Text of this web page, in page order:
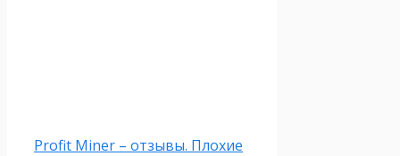
Profit Miner – отзывы. Плохие